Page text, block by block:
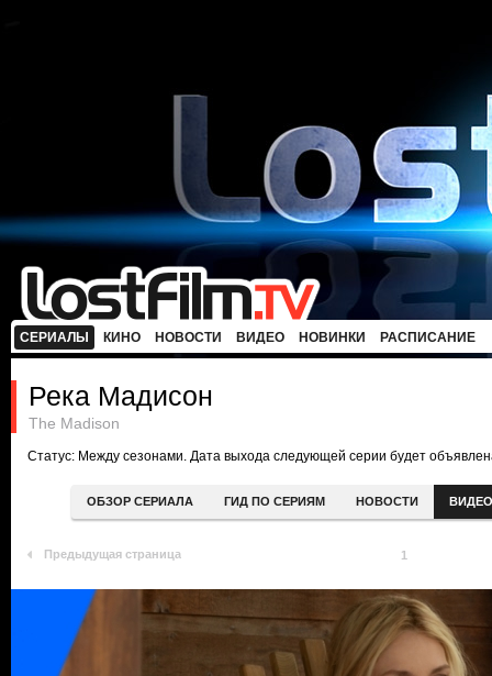
СЕРИАЛЫ КИНО НОВОСТИ ВИДЕО НОВИНКИ РАСПИСАНИЕ
Река Мадисон
The Madison
Статус: Между сезонами. Дата выхода следующей серии будет
ОБЗОР СЕРИАЛА ГИД ПО СЕРИЯМ НОВОСТИ ВИДЕО
Предыдущая страница 1